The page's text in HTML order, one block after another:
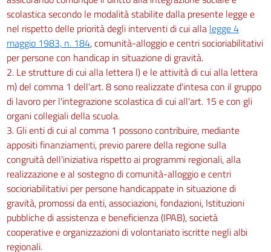
scolastica secondo le modalità stabilite dalla presente legge e
nel rispetto delle priorità degli interventi di cui alla legge 4
maggio 1983, n. 184, comunità-alloggio e centri socioriabilitativi
per persone con handicap in situazione di gravità.
2. Le strutture di cui alla lettera l) e le attività di cui alla lettera
m) del comma 1 dell'art. 8 sono realizzate d'intesa con il gruppo
di lavoro per l'integrazione scolastica di cui all'art. 15 e con gli
organi collegiali della scuola.
3. Gli enti di cui al comma 1 possono contribuire, mediante
appositi finanziamenti, previo parere della regione sulla
congruità dell'iniziativa rispetto ai programmi regionali, alla
realizzazione e al sostegno di comunità-alloggio e centri
socioriabilitativi per persone handicappate in situazione di
gravità, promossi da enti, associazioni, fondazioni, Istituzioni
pubbliche di assistenza e beneficienza (IPAB), società
cooperative e organizzazioni di volontariato iscritte negli albi
regionali.